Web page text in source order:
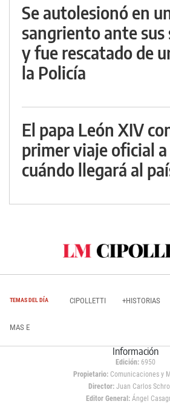
Se autolesionó en
sangriento ante sus
y fue rescatado de
la Policía
El papa León XIV
primer viaje oficial
cuándo llegará al
TEMAS DEL DÍA CIPOLLETTI +HISTORIAS
MAS E
Información
Edición: 6950
Propietario:Comunicaciones y
Director: Juan Carlos
Editor General:Ángel